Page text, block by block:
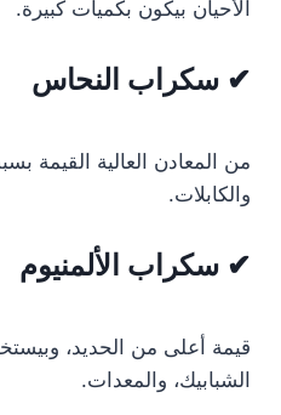
الأحيان بيكون بكميات كبيرة.
✔ سكراب النحاس
من المعادن العالية القيمة
والكابلات.
✔ سكراب الألمنيوم
قيمة أعلى من الحديد،
الشبابيك، والمعدات.